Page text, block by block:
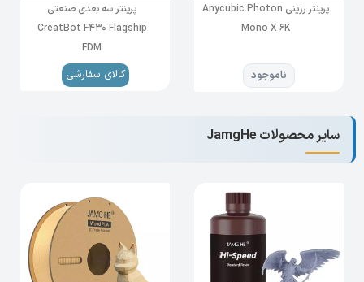
Jamghe clear resin is suitable for dental
implant surgery, high precision property helps
and it can be sterilized by disinfectant or even
پرینتر رزینی Anycubic Photon
Mono X 6K
ناموجود
پرینتر سه بعدی صنعتی
CreatBot F430 Flagship
FDM
کالای سفارشی
سایر محصولات JamgHe